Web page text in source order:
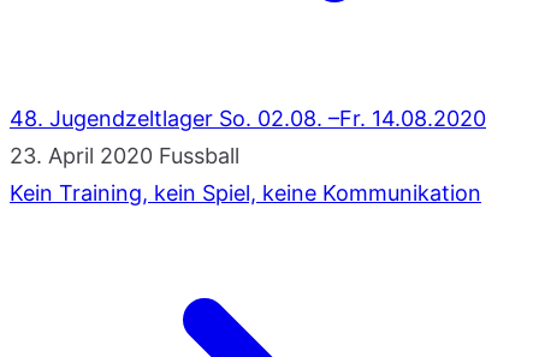
48. Jugendzeltlager So. 02.08. –Fr. 14.08.2020
23. April 2020 Fussball
Kein Training, kein Spiel, keine Kommunikation